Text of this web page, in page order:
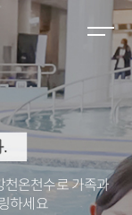
M
p
e
n
천온천수로가족과
하세요